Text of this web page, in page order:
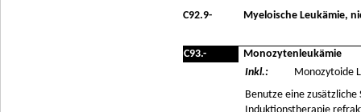
C92.9- Myeloische Leukämie,
C93.-
Monozytenleukämie
Inkl.:
Monozytoide
Benutze eine zusätzliche